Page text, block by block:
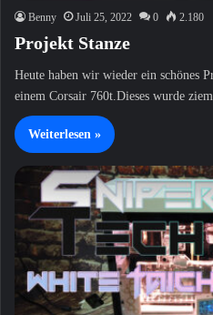
Benny Juli 25, 2022 0 2.180
Projekt Stanze
Heute haben wir wieder ein schönes
einem Corsair 760t.Dieses wurde
Weiterlesen »